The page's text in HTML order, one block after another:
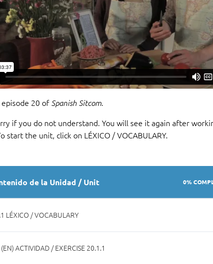
20 of Spanish Sitcom.
if you do not understand. You will see it again after
start the unit, click on LÉXICO / VOCABULARY.
de la Unidad / Unit 0%
LÉXICO / VOCABULARY
ACTIVIDAD / EXERCISE 20.1.1